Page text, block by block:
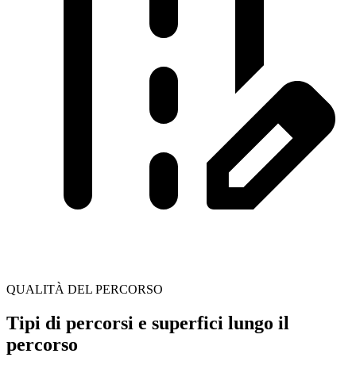
QUALITÀ DEL PERCORSO
Tipi di percorsi e superfici lungo il
percorso